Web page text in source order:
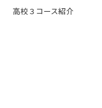
高校３コース紹介